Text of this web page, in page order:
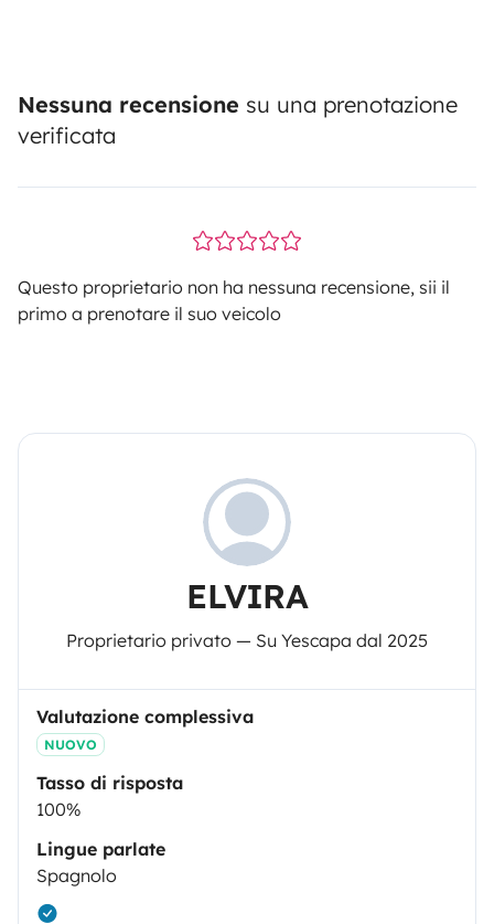
Nessuna recensione su una prenotazione
verificata
Questo proprietario non ha nessuna recensione, sii il
primo a prenotare il suo veicolo
ELVIRA
Proprietario privato — Su Yescapa dal 2025
Valutazione complessiva
NUOVO
Tasso di risposta
100%
Lingue parlate
Spagnolo